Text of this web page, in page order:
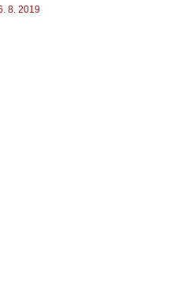
8. 2019